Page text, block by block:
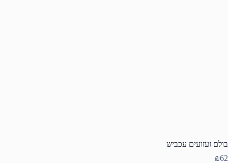
בולם זעזועים עכביש
₪62